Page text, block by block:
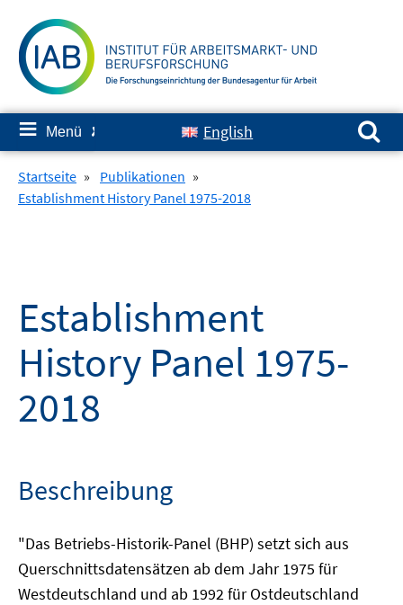
zum
Inhalt
≡ Menü ✘ English
Suchen nach:
Startseite » Publikationen »
Establishment History Panel 1975-2018
Establishment
History Panel 1975-
2018
Beschreibung
"Das Betriebs-Historik-Panel (BHP) setzt sich aus
Querschnittsdatensätzen ab dem Jahr 1975 für
Westdeutschland und ab 1992 für Ostdeutschland